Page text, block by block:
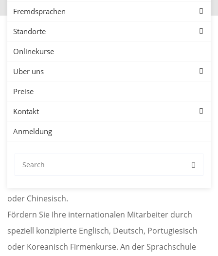
Fremdsprachen
Standorte
Onlinekurse
Über uns
Preise
Kontakt
Anmeldung
Firmenkurse in Albstadt –
Sprachkurse für
Unternehmen
Probestunde. Firmensprachkurse in Albstadt für
oder Chinesisch.
Fördern Sie Ihre internationalen Mitarbeiter durch
speziell konzipierte Englisch, Deutsch, Portugiesisch
oder Koreanisch Firmenkurse. An der Sprachschule